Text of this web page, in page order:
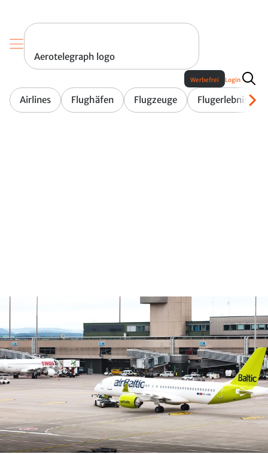
Aerotelegraph logo
Airlines Flughäfen Flugzeuge Flugerlebnis
Werbefrei Login